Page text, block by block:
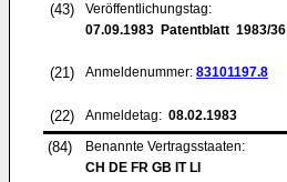
(43)
Veröffentlichungstag:
07.09.1983 Patentblatt 1983/36
(21) Anmeldenummer: 83101197.8
(22) Anmeldetag: 08.02.1983
(84)
Benannte Vertragsstaaten:
CH DE FR GB IT LI